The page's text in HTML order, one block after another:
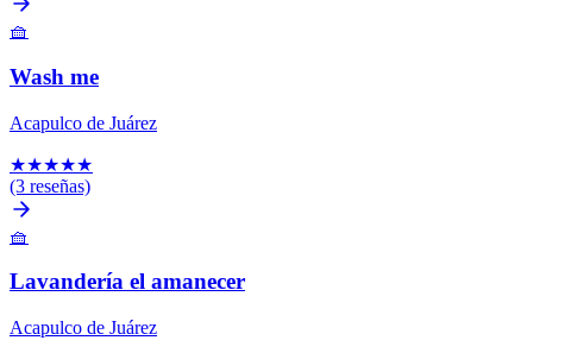
🧺
Wash me
Acapulco de Juárez
★★★★★
(3 reseñas)
🧺
Lavandería el amanecer
Acapulco de Juárez